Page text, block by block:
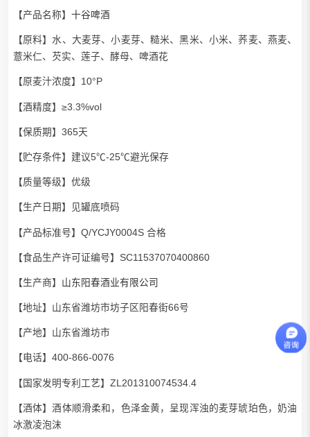
【产品名称】 十谷啤酒
【原料】水、大麦芽、小麦芽、糙米、黑米、小米、荞麦、燕麦、
薏米仁、芡实、莲子、酵母、啤酒花
【原麦汁浓度】10°P
【酒精度】≥3.3%vol
【保质期】365天
【贮存条件】建议5℃-25℃避光保存
【质量等级】优级
【生产日期】见罐底喷码
【产品标准号】Q/YCJY0004S 合格
【食品生产许可证编号】SC11537070400860
【生产商】 山东阳春酒业有限公司
【地址】山东省潍坊市坊子区阳春街66号
【产地】山东省潍坊市
【电话】400-866-0076
【国家发明专利工艺】ZL201310074534.4
【酒体】酒体顺滑柔和，色泽金黄，呈现浑浊的麦芽琥珀色，奶油
冰激凌泡沫